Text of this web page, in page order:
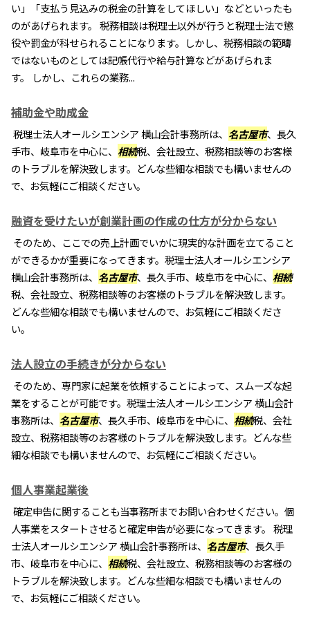
い」「支払う見込みの税金の計算をしてほしい」などといったも
のがあげられます。 税務相談は税理士以外が行うと税理士法で懲
役や罰金が科せられることになります。しかし、税務相談の範疇
ではないものとしては記帳代行や給与計算などがあげられま
す。 しかし、これらの業務...
補助金や助成金
税理士法人オールシエンシア 横山会計事務所は、 名古屋市、長久
手市、岐阜市を中心に、 相続税、会社設立、税務相談等のお客様
のトラブルを解決致します。どんな些細な相談でも構いませんの
で、お気軽にご相談ください。
融資を受けたいが創業計画の作成の仕方が分からない
そのため、ここでの売上計画でいかに現実的な計画を立てること
ができるかが重要になってきます。税理士法人オールシエンシア
横山会計事務所は、 名古屋市、長久手市、岐阜市を中心に、 相続
税、会社設立、税務相談等のお客様のトラブルを解決致します。
どんな些細な相談でも構いませんので、お気軽にご相談くださ
い。
法人設立の手続きが分からない
そのため、専門家に起業を依頼することによって、スムーズな起
業をすることが可能です。税理士法人オールシエンシア 横山会計
事務所は、 名古屋市、長久手市、岐阜市を中心に、 相続税、会社
設立、税務相談等のお客様のトラブルを解決致します。どんな些
細な相談でも構いませんので、お気軽にご相談ください。
個人事業起業後
確定申告に関することも当事務所までお問い合わせください。個
人事業をスタートさせると確定申告が必要になってきます。 税理
士法人オールシエンシア 横山会計事務所は、 名古屋市、長久手
市、岐阜市を中心に、 相続税、会社設立、税務相談等のお客様の
トラブルを解決致します。どんな些細な相談でも構いませんの
で、お気軽にご相談ください。